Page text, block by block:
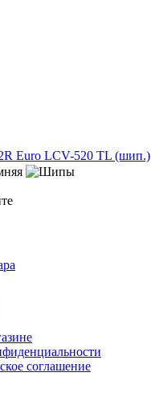
Euro LCV-520 TL (шип.)
соглашение